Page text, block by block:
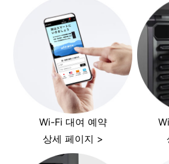
Wi-Fi 대여 예약
상세 페이지 >